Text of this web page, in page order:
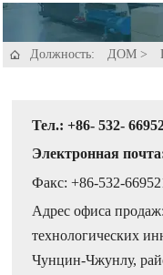
 Должность: ДОМ >
Тел.: +86- 532-
Электронная
Факс: +86-532-
Адрес офиса
технологических
Чунцин-Чжунлу,